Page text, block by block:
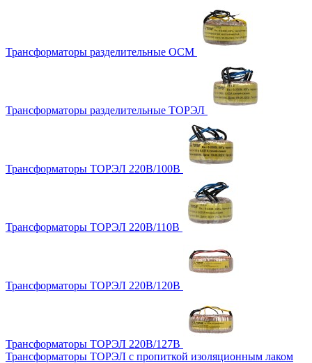
Трансформаторы разделительные ОСМ
Трансформаторы разделительные ТОРЭЛ
Трансформаторы ТОРЭЛ 220В/100В
Трансформаторы ТОРЭЛ 220В/110В
Трансформаторы ТОРЭЛ 220В/120В
Трансформаторы ТОРЭЛ 220В/127В
Трансформаторы ТОРЭЛ с пропиткой изоляционным лаком